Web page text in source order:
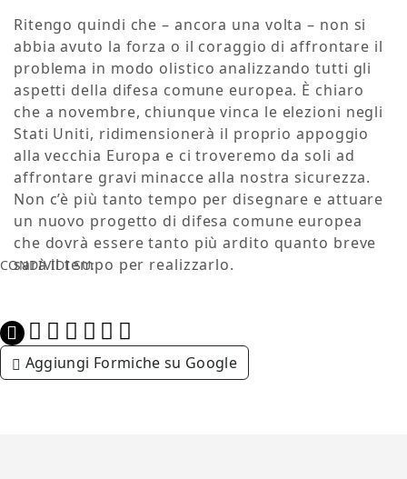
Ritengo quindi che – ancora una volta – non si
abbia avuto la forza o il coraggio di affrontare il
problema in modo olistico analizzando tutti gli
aspetti della difesa comune europea. È chiaro
che a novembre, chiunque vinca le elezioni negli
Stati Uniti, ridimensionerà il proprio appoggio
alla vecchia Europa e ci troveremo da soli ad
affrontare gravi minacce alla nostra sicurezza.
Non c’è più tanto tempo per disegnare e attuare
un nuovo progetto di difesa comune europea
che dovrà essere tanto più ardito quanto breve
sarà il tempo per realizzarlo.
CONDIVIDI SU:
Aggiungi Formiche su Google